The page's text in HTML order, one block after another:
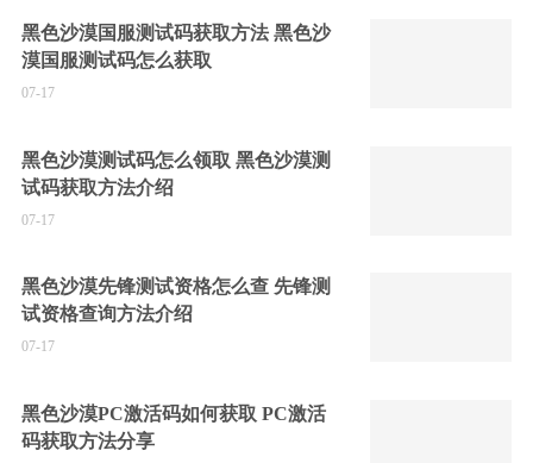
黑色沙漠国服测试码获取方法 黑色沙
漠国服测试码怎么获取
07-17
黑色沙漠测试码怎么领取 黑色沙漠测
试码获取方法介绍
07-17
黑色沙漠先锋测试资格怎么查 先锋测
试资格查询方法介绍
07-17
黑色沙漠PC激活码如何获取 PC激活
码获取方法分享